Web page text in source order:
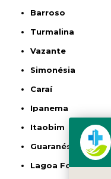
Barroso
Turmalina
Vazante
Simonésia
Caraí
Ipanema
Itaobim
Guaranésia
Lagoa Formosa